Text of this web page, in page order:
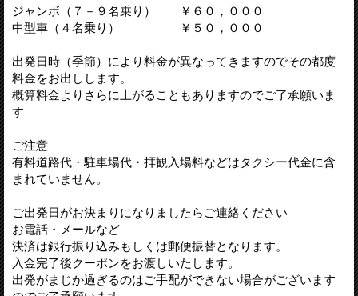
ジャンボ（７－９名乗り） ￥６０，０００
中型車（４名乗り） ￥５０，０００
出発日時（季節）により料金が異なってきますのでその都度
料金をお出しします。
概算料金よりさらに上がることもありますのでご了承願いま
す
ご注意
有料道路代・駐車場代・拝観入場料などはタクシー代金に含
まれていません。
ご出発日がお決まりになりましたらご連絡ください
お電話・メールなど
決済は銀行振り込みもしくは郵便振替となります。
入金完了後クーポンをお渡しいたします。
出発がまじか過ぎるのはご手配ができない場合がございます